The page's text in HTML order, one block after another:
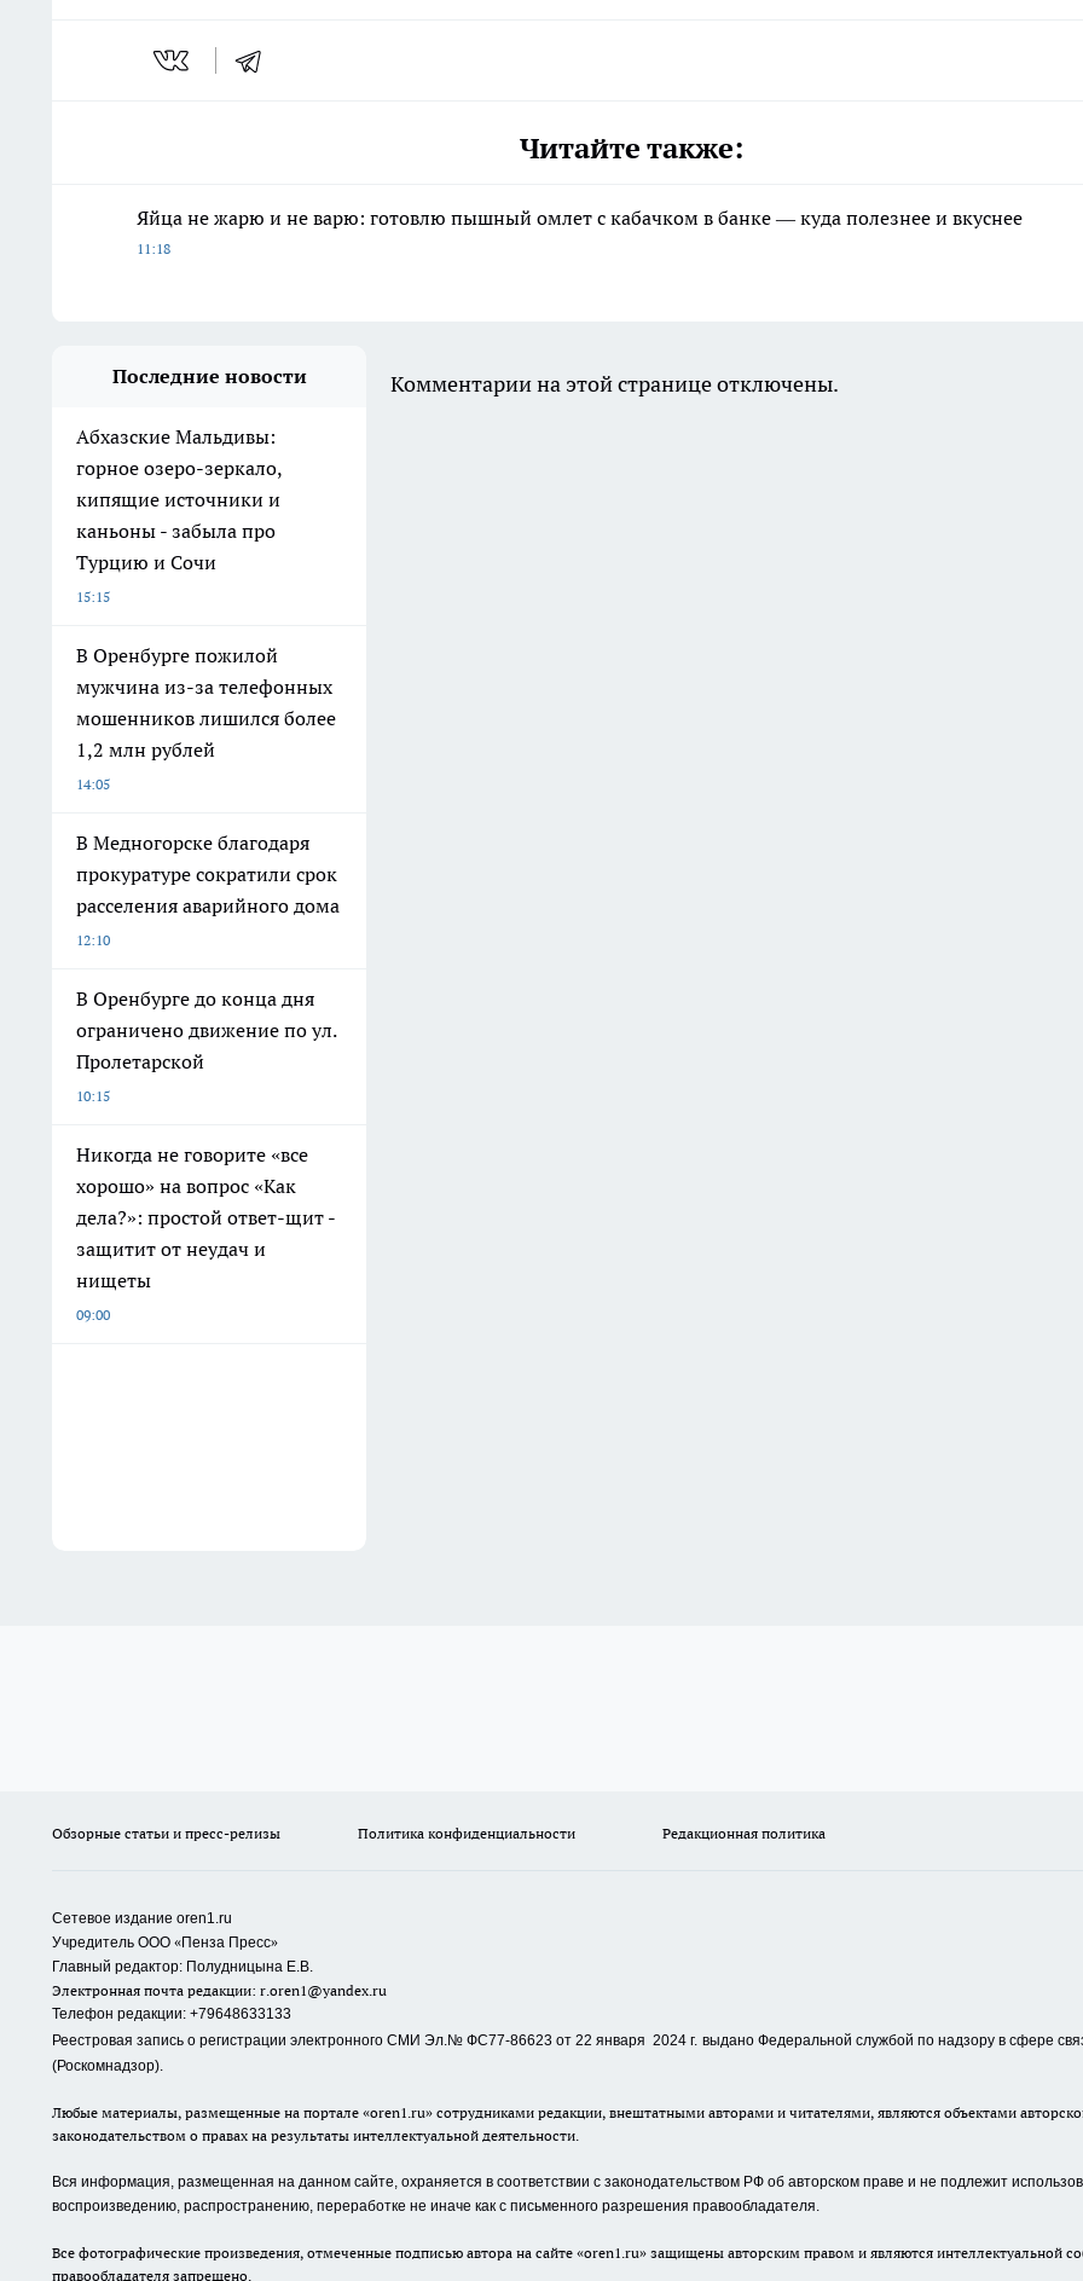
Читайте также:
Яйца не жарю и не варю: готовлю пышный омлет с кабачком в банке — куда полезнее и вкуснее
11:18
Последние новости
Абхазские Мальдивы:
горное озеро-зеркало,
кипящие источники и
каньоны - забыла про
Турцию и Сочи
15:15
В Оренбурге пожилой
мужчина из-за телефонных
мошенников лишился более
1,2 млн рублей
14:05
В Медногорске благодаря
прокуратуре сократили срок
расселения аварийного дома
12:10
В Оренбурге до конца дня
ограничено движение по ул.
Пролетарской
10:15
Никогда не говорите «все
хорошо» на вопрос «Как
дела?»: простой ответ-щит -
защитит от неудач и
нищеты
09:00
Комментарии на этой странице отключены.
Обзорные статьи и пресс-релизы Политика конфиденциальности Редакционная политика
Сетевое издание oren1.ru
Учредитель ООО «Пенза Пресс»
Главный редактор: Полудницына Е.В.
Электронная почта редакции: r.oren1@yandex.ru
Телефон редакции: +79648633133
Реестровая запись о регистрации электронного СМИ Эл.№ ФС77-86623 от 22 января 2024 г. выдано Федеральной службой по надзору в сфере
(Роскомнадзор).
Любые материалы, размещенные на портале «oren1.ru» сотрудниками редакции, внештатными авторами и читателями, являются объектами
законодательством о правах на результаты интеллектуальной деятельности.
Вся информация, размещенная на данном сайте, охраняется в соответствии с законодательством РФ об авторском праве и не подлежит
воспроизведению, распространению, переработке не иначе как с письменного разрешения правообладателя.
Все фотографические произведения, отмеченные подписью автора на сайте «oren1.ru» защищены авторским правом и являются интеллектуальной
правообладателя запрещено.